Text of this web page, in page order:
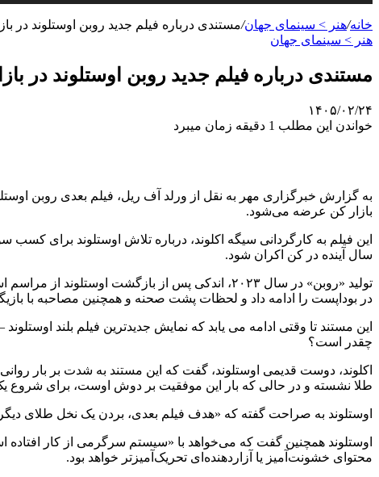
خانه/هنر > سینمای جهان/مستندی درباره فیلم جدید روبن اوستلوند در
هنر > سینمای جهان
مستندی درباره فیلم جدید روبن اوستلوند در
۱۴۰۵/۰۲/۲۴
خواندن این مطلب 1 دقیقه زمان میبرد
به گزارش خبرگزاری مهر به نقل از ورلد آف ریل، فیلم بعدی روبن
بازار کن عرضه می‌شود.
این فیلم به کارگردانی سیگه اکلوند، درباره تلاش اوستلوند برای
سال آینده در کن اکران شود.
در بوداپست را ادامه داد و لحظات پشت صحنه و همچنین مصاحبه با
این مستند تا وقتی ادامه می یابد که نمایش جدیدترین فیلم بلند
چقدر است؟
طلا نشسته و در حالی که بار این موفقیت بر دوش اوست، برای شروع
اوستلوند به صراحت گفته که «هدف فیلم بعدی، بردن یک نخل طلای
اوستلوند همچنین گفت که می‌خواهد با «سیستم سرگرمی از کار افتاده
محتوای خشونت‌آمیز یا آزاردهنده‌ای تحریک‌آمیزتر خواهد بود.